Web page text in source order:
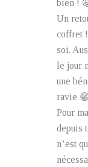
bien !
Un
coffret
soi.
le jour
une
ravie
Pour
depuis
n’est